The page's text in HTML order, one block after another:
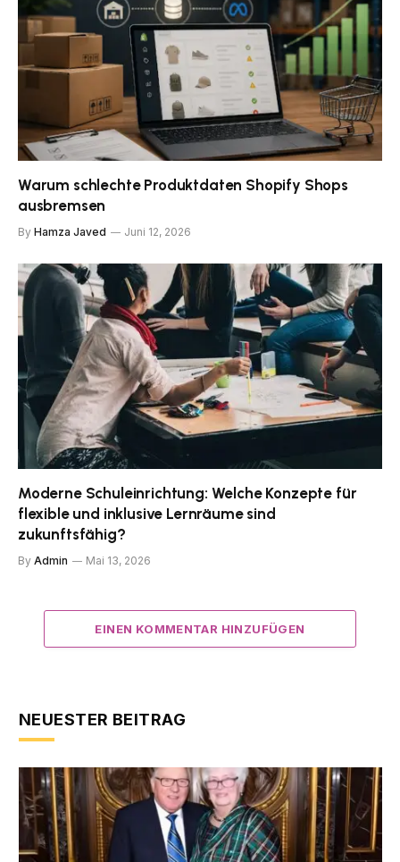
Warum schlechte Produktdaten Shopify Shops
ausbremsen
By Hamza Javed Juni 12, 2026
Moderne Schuleinrichtung: Welche Konzepte für
flexible und inklusive Lernräume sind
zukunftsfähig?
By Admin Mai 13, 2026
EINEN KOMMENTAR HINZUFÜGEN
NEUESTER BEITRAG